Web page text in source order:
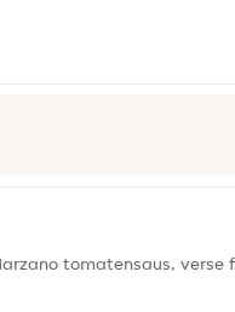
tomatensaus,